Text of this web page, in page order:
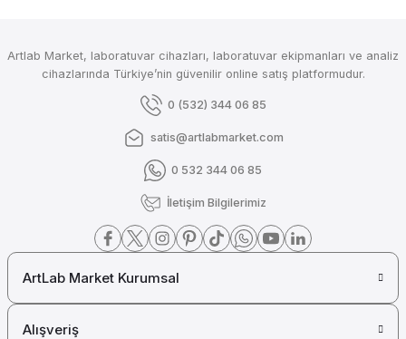
Artlab Market, laboratuvar cihazları, laboratuvar ekipmanları ve analiz
cihazlarında Türkiye’nin güvenilir online satış platformudur.
0 (532) 344 06 85
satis@artlabmarket.com
0 532 344 06 85
İletişim Bilgilerimiz
ArtLab Market Kurumsal
Alışveriş